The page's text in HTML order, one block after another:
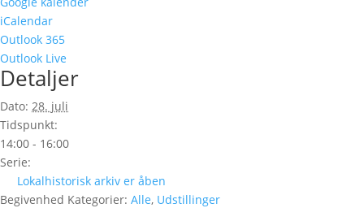
iCalendar
Outlook 365
Outlook Live
Detaljer
Dato: 28. juli
Tidspunkt:
14:00 - 16:00
Serie:
Lokalhistorisk arkiv er åben
Begivenhed Kategorier: Alle, Udstillinger